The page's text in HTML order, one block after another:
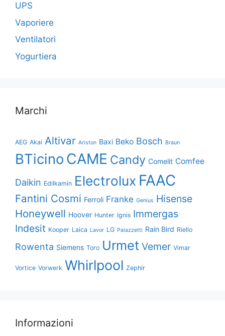
UPS
Vaporiere
Ventilatori
Yogurtiera
Marchi
AEG Akai Altivar Ariston Baxi Beko Bosch Braun
BTicino CAME Candy Comelit Comfee
Daikin Edilkamin Electrolux FAAC
Fantini Cosmi Ferroli Franke Genius Hisense
Honeywell Hoover Hunter Ignis Immergas
Indesit Kooper Laica Lavor LG Palazzetti Rain Bird Riello
Rowenta Siemens Toro Urmet Vemer Vimar
Vortice Vorwerk Whirlpool Zephir
Informazioni